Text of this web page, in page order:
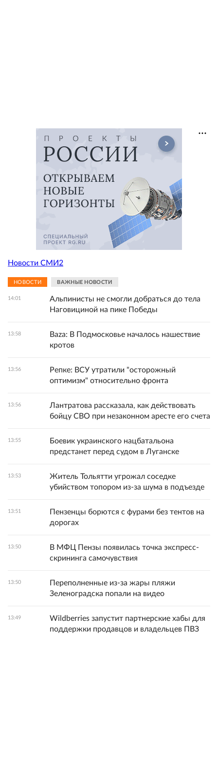
Новости СМИ2
НОВОСТИ ВАЖНЫЕ НОВОСТИ
14:01
Альпинисты не смогли добраться до тела
Наговициной на пике Победы
13:58
Baza: В Подмосковье началось нашествие
кротов
13:56
Репке: ВСУ утратили "осторожный
оптимизм" относительно фронта
13:56
Лантратова рассказала, как действовать
бойцу СВО при незаконном аресте его счета
13:55
Боевик украинского нацбатальона
предстанет перед судом в Луганске
13:53
Житель Тольятти угрожал соседке
убийством топором из-за шума в подъезде
13:51
Пензенцы борются с фурами без тентов на
дорогах
13:50
В МФЦ Пензы появилась точка экспресс-
скрининга самочувствия
13:50
Переполненные из-за жары пляжи
Зеленоградска попали на видео
13:49
Wildberries запустит партнерские хабы для
поддержки продавцов и владельцев ПВЗ